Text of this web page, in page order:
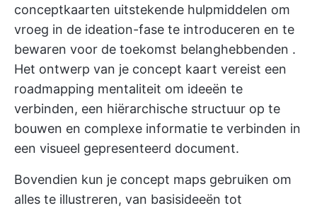
conceptkaarten uitstekende hulpmiddelen om
vroeg in de ideation-fase te introduceren en te
bewaren voor de toekomst belanghebbenden .
Het ontwerp van je concept kaart vereist een
roadmapping mentaliteit om ideeën te
verbinden, een hiërarchische structuur op te
bouwen en complexe informatie te verbinden in
een visueel gepresenteerd document.
Bovendien kun je concept maps gebruiken om
alles te illustreren, van basisideeën tot